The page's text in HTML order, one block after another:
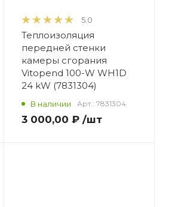
5.0
Теплоизоляция
передней стенки
камеры сгорания
Vitopend 100-W WH1D
24 kW (7831304)
В наличии Арт.: 7831304
3 000,00 ₽/шт